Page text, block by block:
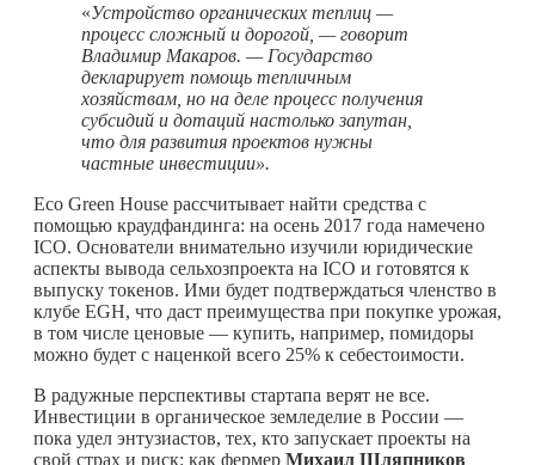
«Устройство органических теплиц —
процесс сложный и дорогой, — говорит
Владимир Макаров. — Государство
декларирует помощь тепличным
хозяйствам, но на деле процесс получения
субсидий и дотаций настолько запутан,
что для развития проектов нужны
частные инвестиции».
Eco Green House рассчитывает найти средства с
помощью краудфандинга: на осень 2017 года намечено
ICO. Основатели внимательно изучили юридические
аспекты вывода сельхозпроекта на ICO и готовятся к
выпуску токенов. Ими будет подтверждаться членство в
клубе EGH, что даст преимущества при покупке урожая,
в том числе ценовые — купить, например, помидоры
можно будет с наценкой всего 25% к себестоимости.
В радужные перспективы стартапа верят не все.
Инвестиции в органическое земледелие в России —
пока удел энтузиастов, тех, кто запускает проекты на
свой страх и риск: как фермер Михаил Шляпников